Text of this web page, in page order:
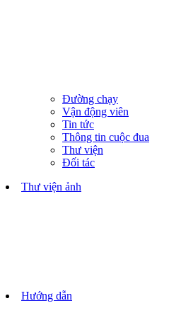
Đường chạy
Vận động viên
Tin tức
Thông tin cuộc đua
Thư viện
Đối tác
Thư viện ảnh
Hướng dẫn